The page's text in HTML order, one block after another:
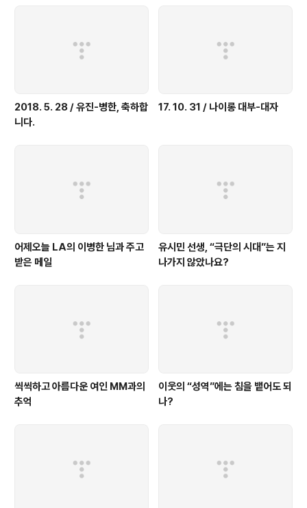
2018. 5. 28 / 유진-병한, 축하합
니다.
17. 10. 31 / 나이롱 대부-대자
어제오늘 LA의 이병한 님과 주고
받은 메일
유시민 선생, “극단의 시대”는 지
나가지 않았나요?
씩씩하고 아름다운 여인 MM과의
추억
이웃의 “성역”에는 침을 뱉어도 되
나?